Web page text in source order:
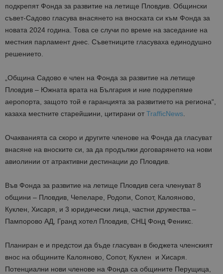
подкрепят Фонда за развитие на летище Пловдив. Общински
съвет-Садово гласува внасянето на вноската си към Фонда за
новата 2024 година. Това се случи по време на заседание на
местния парламент днес. Съветниците гласуваха единодушно
решението.
„Община Садово е член на Фонда за развитие на летище
Пловдив – Южната врата на България и ние подкрепяме
аеропорта, защото той е гаранцията за развитието на региона“,
казаха местните старейшини, цитирани от TrafficNews.
Очакванията са скоро и другите членове на Фонда да гласуват
внасяне на вноските си, за да продължи договарянето на нови
авиолинии от атрактивни дестинации до Пловдив.
Във Фонда за развитие на летище Пловдив сега членуват 8
общини – Пловдив, Чепеларе, Родопи, Сопот, Калояново,
Куклен, Хисаря, и 3 юридически лица, частни дружества –
Пампорово АД, Гранд хотел Пловдив, СНЦ Фонд Феникс.
Планиран е и предстои да бъде гласуван в бюджета членският
внос на общините Калояново, Сопот, Куклен и Хисаря.
Потенциални нови членове на Фонда са общините Перущица,